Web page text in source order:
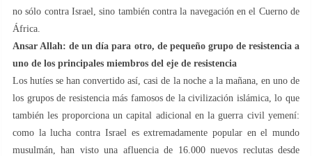
no sólo contra Israel, sino también contra la navegación en el Cuerno de
África.
Ansar Allah: de un día para otro, de pequeño grupo de resistencia a
uno de los principales miembros del eje de resistencia
Los hutíes se han convertido así, casi de la noche a la mañana, en uno de
los grupos de resistencia más famosos de la civilización islámica, lo que
también les proporciona un capital adicional en la guerra civil yemení:
como la lucha contra Israel es extremadamente popular en el mundo
musulmán, han visto una afluencia de 16.000 nuevos reclutas desde